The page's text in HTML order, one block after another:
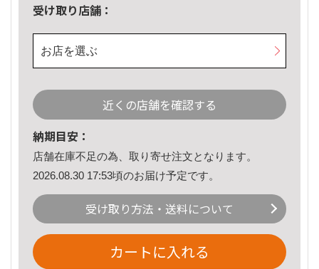
受け取り店舗：
お店を選ぶ
近くの店舗を確認する
納期目安：
店舗在庫不足の為、取り寄せ注文となります。
2026.08.30 17:53頃のお届け予定です。
受け取り方法・送料について
カートに入れる